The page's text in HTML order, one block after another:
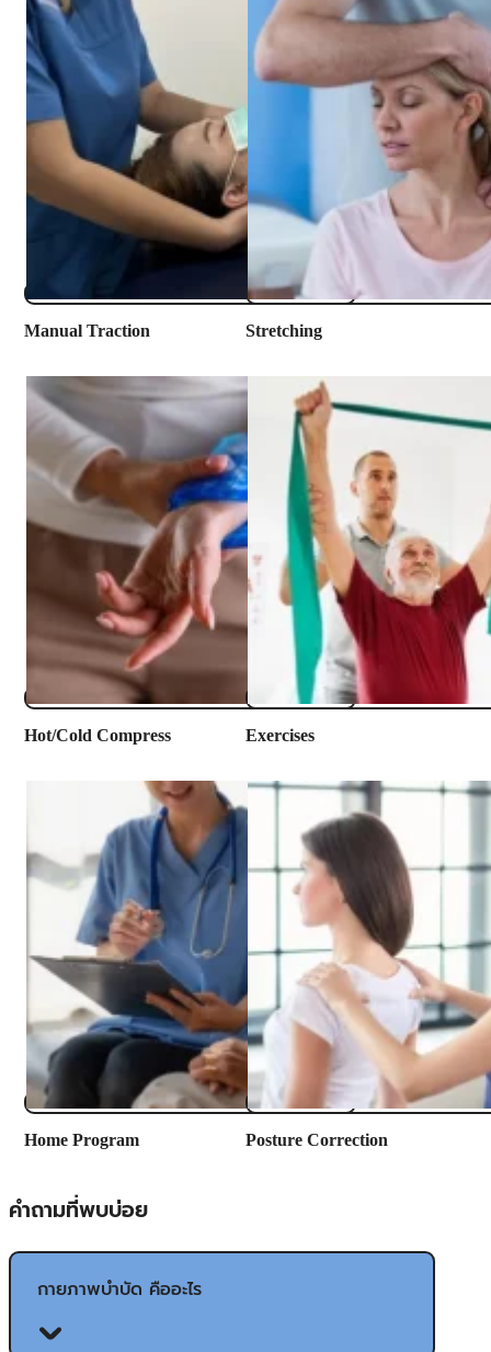
Manual Traction ​Stretching
​Hot/Cold Compress Exercises
​Home Program Posture Correction
คำถามที่พบบ่อย
กายภาพบำบัด คืออะไร